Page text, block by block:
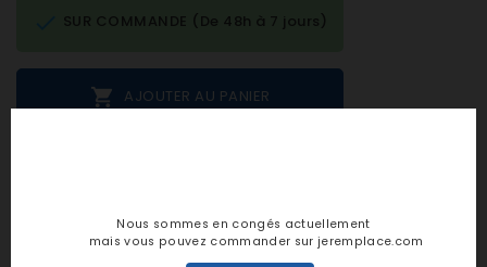
 AJOUTER AU PANIER
SUR COMMANDE (De 48h à 7 jours)
personne n'a encore posté d'avis
Nous sommes en congés actuellement
mais vous pouvez commander sur jeremplace.com